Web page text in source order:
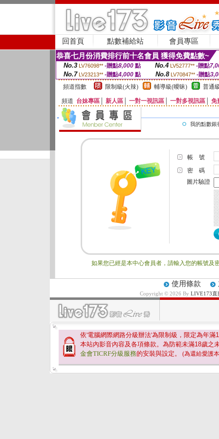
回首頁 點數補給站 會員專區
恭喜七月份消費排行前十名會員 獲得免費點數~
No.3 LV76098** -贈點8,000點 No.4 LV52777** -贈點
No.7 LV23213** -贈點4,000 點 No.8 LV70847** -贈點
頻道指數
限制級(火辣) 輔導級(曖昧) 普通
頻道 台妹專區 新人區 一對一視訊區 一對多視訊區 免
我的點數銀
帳 號
密 碼
圖片驗證
如果您已經是本中心會員者，請輸入您的帳號及
使用條款
Copyright © 2026 By LIVE173直
依'電腦網際網路分級辦法'為限制級，限定為年滿
本站內影音內容及各項條款。為防範未滿18歲之
金會TICRF分級服務的安裝與設定。 (為還給愛護